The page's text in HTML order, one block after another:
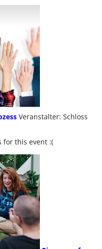
Veranstalter: Schloss
for this event :(